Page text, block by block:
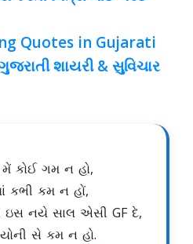
Quotes in Gujarati
શાયરી & સુવિચાર
મેં કોઈ ગમ ન હો,
કભી કમ ન હોં,
ઇસ નયે સાલ એસી GF દે,
સે કમ ન હો.